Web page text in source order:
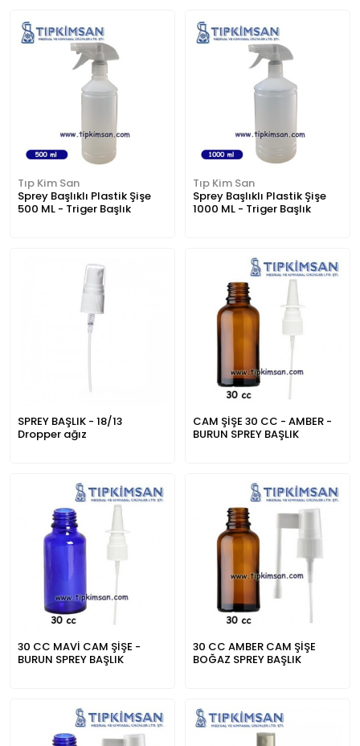
Tıp Kim San
Sprey Başlıklı Plastik Şişe
500 ML - Triger Başlık
Tıp Kim San
Sprey Başlıklı Plastik Şişe
1000 ML - Triger Başlık
SPREY BAŞLIK - 18/13
Dropper ağız
CAM ŞİŞE 30 CC - AMBER -
BURUN SPREY BAŞLIK
30 CC MAVİ CAM ŞİŞE -
BURUN SPREY BAŞLIK
30 CC AMBER CAM ŞİŞE
BOĞAZ SPREY BAŞLIK